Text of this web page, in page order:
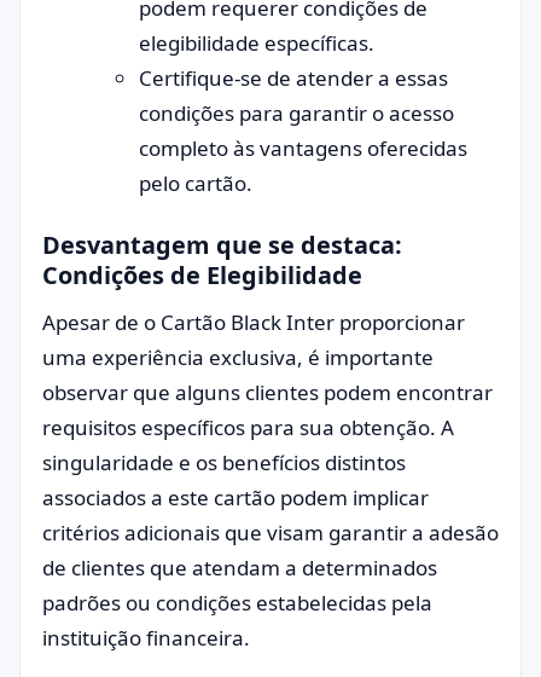
podem requerer condições de
elegibilidade específicas.
Certifique-se de atender a essas
condições para garantir o acesso
completo às vantagens oferecidas
pelo cartão.
Desvantagem que se destaca:
Condições de Elegibilidade
Apesar de o Cartão Black Inter proporcionar
uma experiência exclusiva, é importante
observar que alguns clientes podem encontrar
requisitos específicos para sua obtenção. A
singularidade e os benefícios distintos
associados a este cartão podem implicar
critérios adicionais que visam garantir a adesão
de clientes que atendam a determinados
padrões ou condições estabelecidas pela
instituição financeira.